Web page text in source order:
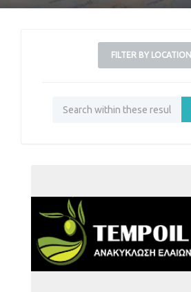
FILTER BY LOCATION